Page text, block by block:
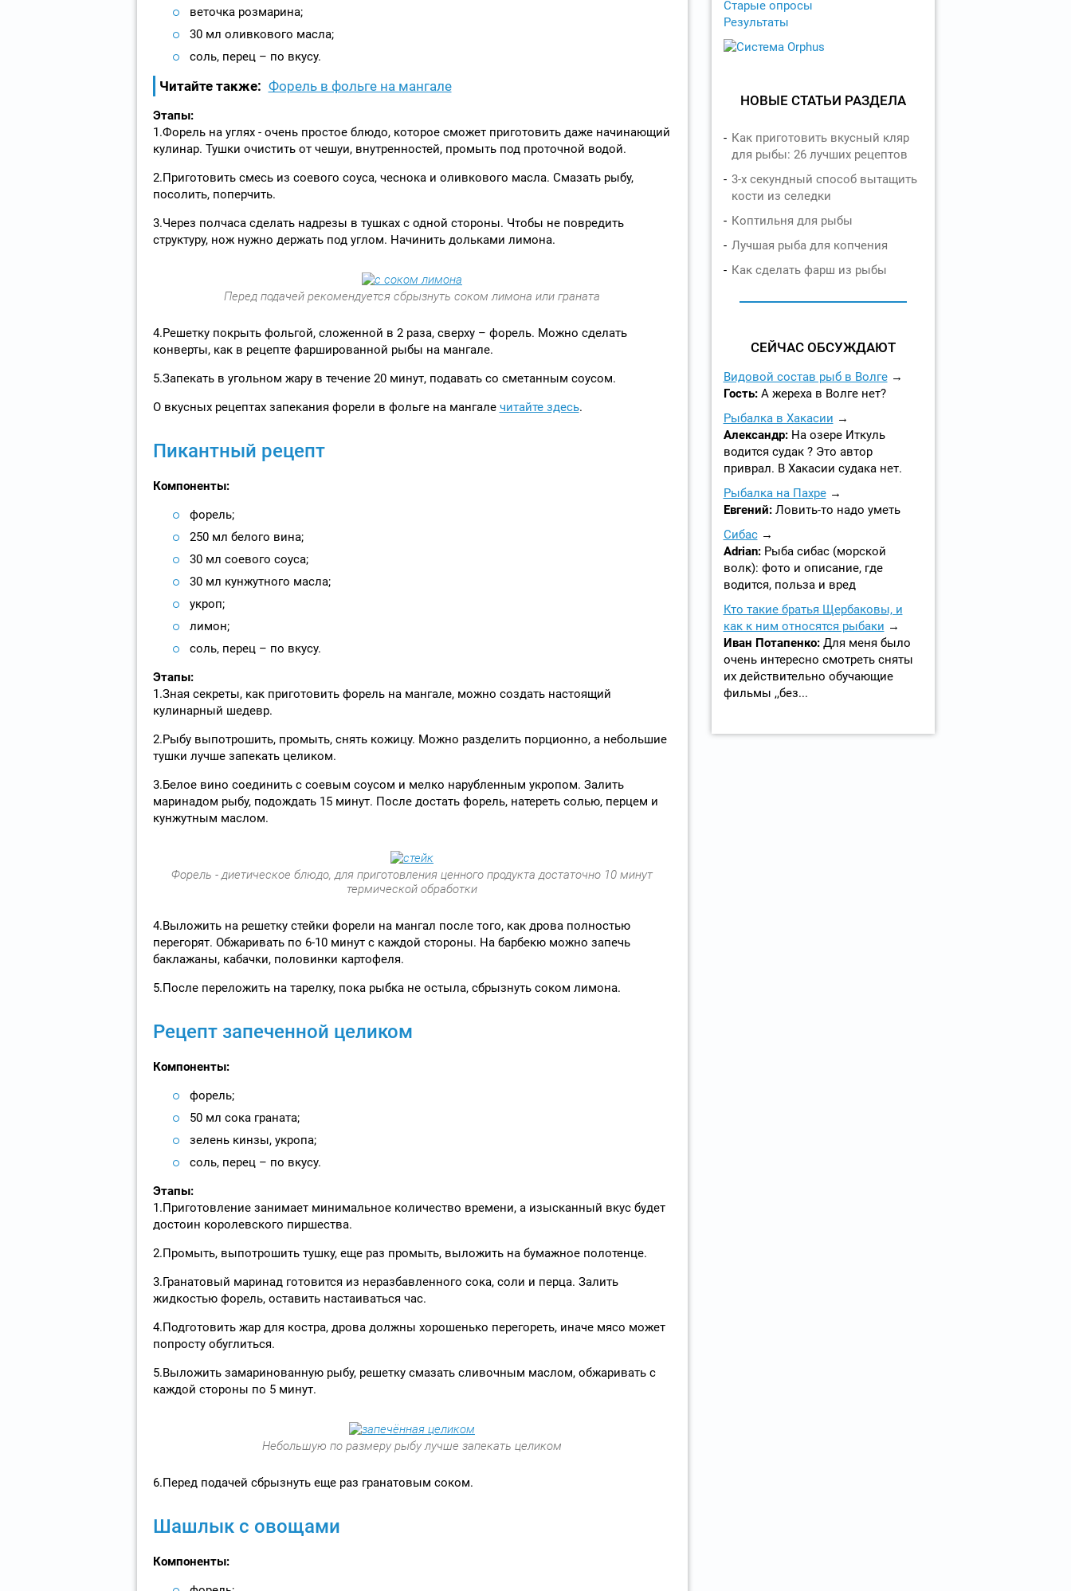
веточка розмарина;
30 мл оливкового масла;
соль, перец – по вкусу.
Читайте также: Форель в фольге на мангале
Этапы:
1.Форель на углях - очень простое блюдо, которое сможет приготовить даже начинающий
кулинар. Тушки очистить от чешуи, внутренностей, промыть под проточной водой.
2.Приготовить смесь из соевого соуса, чеснока и оливкового масла. Смазать рыбу,
посолить, поперчить.
3.Через полчаса сделать надрезы в тушках с одной стороны. Чтобы не повредить
структуру, нож нужно держать под углом. Начинить дольками лимона.
Перед подачей рекомендуется сбрызнуть соком лимона или граната
4.Решетку покрыть фольгой, сложенной в 2 раза, сверху – форель. Можно сделать
конверты, как в рецепте фаршированной рыбы на мангале.
5.Запекать в угольном жару в течение 20 минут, подавать со сметанным соусом.
О вкусных рецептах запекания форели в фольге на мангале читайте здесь.
Пикантный рецепт
Компоненты:
форель;
250 мл белого вина;
30 мл соевого соуса;
30 мл кунжутного масла;
укроп;
лимон;
соль, перец – по вкусу.
Этапы:
1.Зная секреты, как приготовить форель на мангале, можно создать настоящий
кулинарный шедевр.
2.Рыбу выпотрошить, промыть, снять кожицу. Можно разделить порционно, а небольшие
тушки лучше запекать целиком.
3.Белое вино соединить с соевым соусом и мелко нарубленным укропом. Залить
маринадом рыбу, подождать 15 минут. После достать форель, натереть солью, перцем и
кунжутным маслом.
Форель - диетическое блюдо, для приготовления ценного продукта достаточно 10 минут
термической обработки
4.Выложить на решетку стейки форели на мангал после того, как дрова полностью
перегорят. Обжаривать по 6-10 минут с каждой стороны. На барбекю можно запечь
баклажаны, кабачки, половинки картофеля.
5.После переложить на тарелку, пока рыбка не остыла, сбрызнуть соком лимона.
Рецепт запеченной целиком
Компоненты:
форель;
50 мл сока граната;
зелень кинзы, укропа;
соль, перец – по вкусу.
Этапы:
1.Приготовление занимает минимальное количество времени, а изысканный вкус будет
достоин королевского пиршества.
2.Промыть, выпотрошить тушку, еще раз промыть, выложить на бумажное полотенце.
3.Гранатовый маринад готовится из неразбавленного сока, соли и перца. Залить
жидкостью форель, оставить настаиваться час.
4.Подготовить жар для костра, дрова должны хорошенько перегореть, иначе мясо может
попросту обуглиться.
5.Выложить замаринованную рыбу, решетку смазать сливочным маслом, обжаривать с
каждой стороны по 5 минут.
Небольшую по размеру рыбу лучше запекать целиком
6.Перед подачей сбрызнуть еще раз гранатовым соком.
Шашлык с овощами
Компоненты:
Старые опросы
Результаты
НОВЫЕ СТАТЬИ РАЗДЕЛА
Как приготовить вкусный кляр
для рыбы: 26 лучших рецептов
3-х секундный способ вытащить
кости из селедки
Коптильня для рыбы
Лучшая рыба для копчения
Как сделать фарш из рыбы
СЕЙЧАС ОБСУЖДАЮТ
Видовой состав рыб в Волге
Гость: А жереха в Волге нет?
Рыбалка в Хакасии
Александр: На озере Иткуль
водится судак ? Это автор
приврал. В Хакасии судака нет.
Рыбалка на Пахре
Евгений: Ловить-то надо уметь
Сибас
Adrian: Рыба сибас (морской
волк): фото и описание, где
водится, польза и вред
Кто такие братья Щербаковы, и
как к ним относятся рыбаки
Иван Потапенко: Для меня было
очень интересно смотреть сняты
их действительно обучающие
фильмы ,,без...